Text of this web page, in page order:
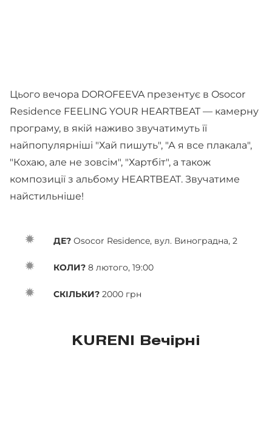
Цього вечора DOROFEEVA презентує в Osocor
Residence FEELING YOUR HEARTBEAT — камерну
програму, в якій наживо звучатимуть її
найпопулярніші "Хай пишуть", "А я все плакала",
"Кохаю, але не зовсім", "Хартбіт", а також
композиції з альбому HEARTBEAT. Звучатиме
найстильніше!
ДЕ? Osocor Residence, вул. Виноградна, 2
КОЛИ? 8 лютого, 19:00
СКІЛЬКИ? 2000 грн
KURENI Вечірні